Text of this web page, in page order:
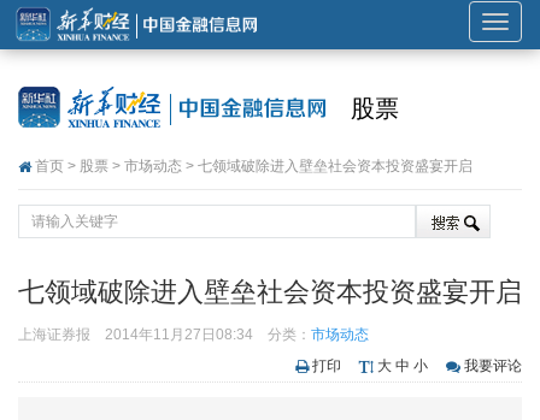
展
开
股票
首页 > 股票 > 市场动态 > 七领域破除进入壁垒社会资本投资盛宴开启
七领域破除进入壁垒社会资本投资盛宴开启
上海证券报 2014年11月27日08:34 分类： 市场动态
打印
大 中 小 我要评论